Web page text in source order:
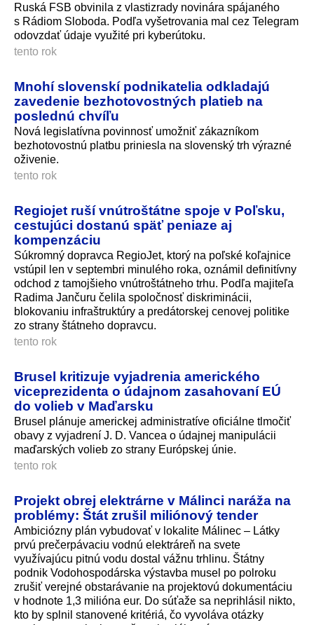
Ruská FSB obvinila z vlastizrady novinára spájaného
s Rádiom Sloboda. Podľa vyšetrovania mal cez Telegram
odovzdať údaje využité pri kyberútoku.
tento rok
Mnohí slovenskí podnikatelia odkladajú
zavedenie bezhotovostných platieb na
poslednú chvíľu
Nová legislatívna povinnosť umožniť zákazníkom
bezhotovostnú platbu priniesla na slovenský trh výrazné
oživenie.
tento rok
Regiojet ruší vnútroštátne spoje v Poľsku,
cestujúci dostanú späť peniaze aj
kompenzáciu
Súkromný dopravca RegioJet, ktorý na poľské koľajnice
vstúpil len v septembri minulého roka, oznámil definitívny
odchod z tamojšieho vnútroštátneho trhu. Podľa majiteľa
Radima Jančuru čelila spoločnosť diskriminácii,
blokovaniu infraštruktúry a predátorskej cenovej politike
zo strany štátneho dopravcu.
tento rok
Brusel kritizuje vyjadrenia amerického
viceprezidenta o údajnom zasahovaní EÚ
do volieb v Maďarsku
Brusel plánuje americkej administratíve oficiálne tlmočiť
obavy z vyjadrení J. D. Vancea o údajnej manipulácii
maďarských volieb zo strany Európskej únie.
tento rok
Projekt obrej elektrárne v Málinci naráža na
problémy: Štát zrušil miliónový tender
Ambiciózny plán vybudovať v lokalite Málinec – Látky
prvú prečerpávaciu vodnú elektráreň na svete
využívajúcu pitnú vodu dostal vážnu trhlinu. Štátny
podnik Vodohospodárska výstavba musel po polroku
zrušiť verejné obstarávanie na projektovú dokumentáciu
v hodnote 1,3 milióna eur. Do súťaže sa neprihlásil nikto,
kto by splnil stanovené kritériá, čo vyvoláva otázky